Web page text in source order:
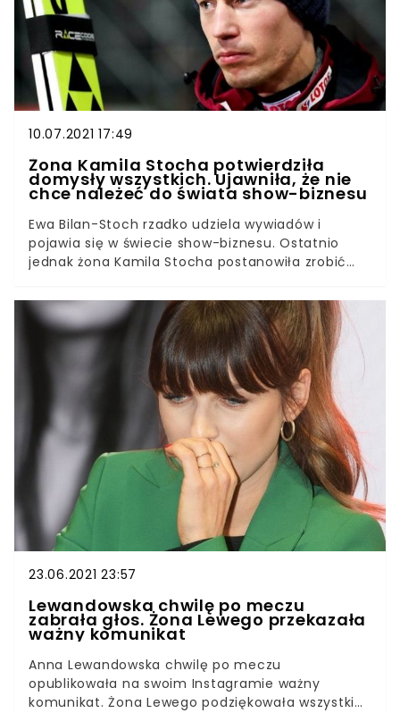
10.07.2021 17:49
Żona Kamila Stocha potwierdziła
domysły wszystkich. Ujawniła, że nie
chce należeć do świata show-biznesu
Ewa Bilan-Stoch rzadko udziela wywiadów i
pojawia się w świecie show-biznesu. Ostatnio
jednak żona Kamila Stocha postanowiła zrobić
dziennikarzem portalu „WP Sportowe Fakty”.
Podczas wywiadu wyznała, że nigdy nie chciała i
nie chce być celebrytką. Żona Kamila Stocha
potwierdziła od dawna snute domysły. Wiele osób
domyślało się, że Ewa nie planuje zostać gwiazdą
pokroju Anny Lewandowskiej czy Justyny Żyły.
Żona skoczka w szczerym wywiadzie przyznała, że
„Nie chcę należeć do takiego świata”.
23.06.2021 23:57
Lewandowska chwilę po meczu
zabrała głos. Żona Lewego przekazała
ważny komunikat
Anna Lewandowska chwilę po meczu
opublikowała na swoim Instagramie ważny
komunikat. Żona Lewego podziękowała wszystkim